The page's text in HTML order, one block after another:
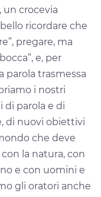
un crocevia
ricordare che
pregare, ma
e, per
parola trasmessa
i nostri
di parola e di
di nuovi obiettivi
che deve
la natura, con
e con uomini e
gli oratori anche